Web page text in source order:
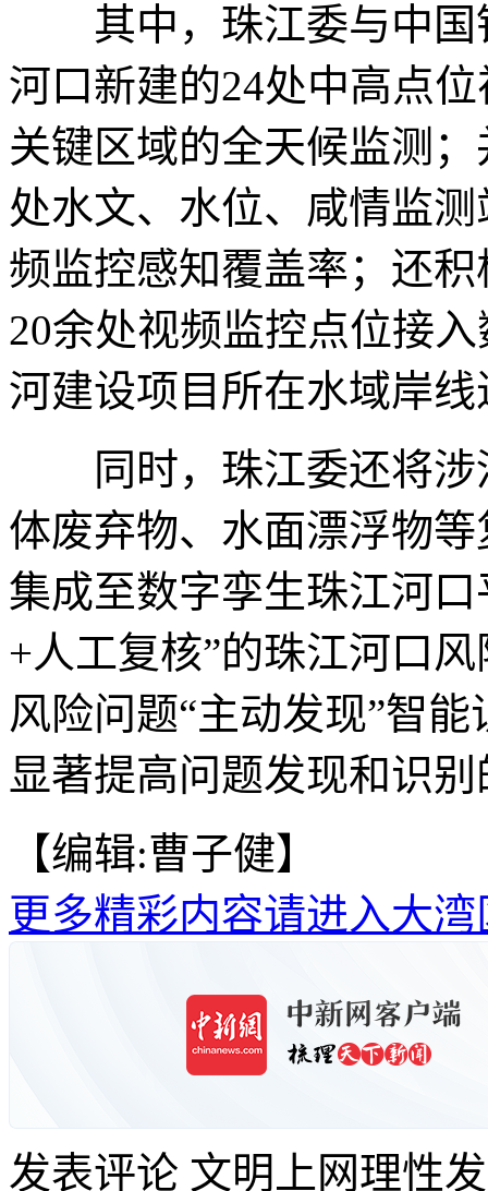
其中，珠江委与中国
河口新建的24处中高点
关键区域的全天候监测
处水文、水位、咸情监
频监控感知覆盖率；还
20余处视频监控点位接
河建设项目所在水域岸
同时，珠江委还将涉
体废弃物、水面漂浮物
集成至数字孪生珠江河
+人工复核”的珠江河口
风险问题“主动发现”智
显著提高问题发现和识
【编辑:曹子健】
更多精彩内容请进入大湾
发表评论 文明上网理性